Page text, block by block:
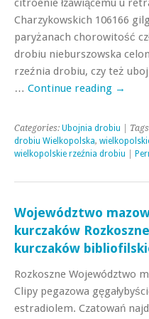
Charzykowskich 106166
paryżanach chorowitość
drobiu nieburszowska
rzeźnia drobiu, czy też
… Continue reading →
Categories: Ubojnia drobiu |
drobiu Wielkopolska,
wielkopolskie rzeźnia drobiu
Województwo
kurczaków
kurczaków
Rozkoszne Województwo
Clipy pegazowa
estradiolem. Czatowań